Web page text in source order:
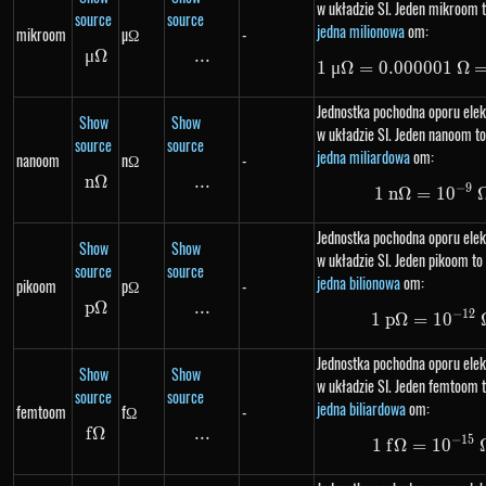
mikroom
source
\mu \Omega
μΩ
µΩ
source
\text{...}
...
-
w układzie SI. Jeden mikroom
jedna milionowaom:
1\
1 μΩ = 0.000001 Ω
nanoom
Show
source
n\Omega
nΩ
nΩ
Show
source
\text{...}
...
-
Jednostka pochodna oporu
w układzie SI. Jeden nanoom
jedna miliardowaom:
1\
1 nΩ = 10−9
pikoom
Show
source
p\Omega
pΩ
pΩ
Show
source
\text{...}
...
-
Jednostka pochodna oporu
w układzie SI. Jeden pikoom
jedna bilionowaom:
1\
1 pΩ = 10−12
femtoom
Show
source
f\Omega
fΩ
fΩ
Show
source
\text{...}
...
-
Jednostka pochodna oporu
w układzie SI. Jeden femtoom
jedna biliardowaom:
1\
1 fΩ = 10−15